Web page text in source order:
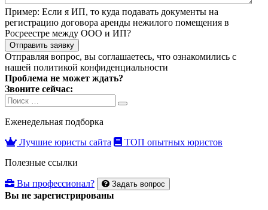
Пример: Если я ИП, то куда подавать документы на
регистрацию договора аренды нежилого помещения в
Росреестре между ООО и ИП?
Отправить заявку
Отправляя вопрос, вы соглашаетесь, что ознакомились с
нашей политикой конфиденциальности
Проблема не может ждать?
Звоните сейчас:
Search
for:
Search
Еженедельная подборка
Лучшие юристы сайта
ТОП опытных юристов
Полезные ссылки
Вы профессионал? Задать вопрос
Вы не зарегистрированы